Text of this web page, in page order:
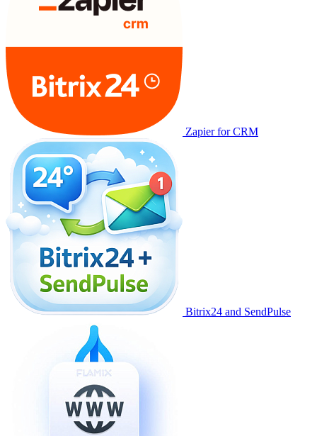
Zapier for CRM
Bitrix24 and SendPulse